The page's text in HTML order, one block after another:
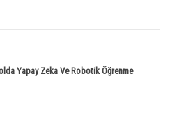
Yapay Zeka Ve Robotik Öğrenme